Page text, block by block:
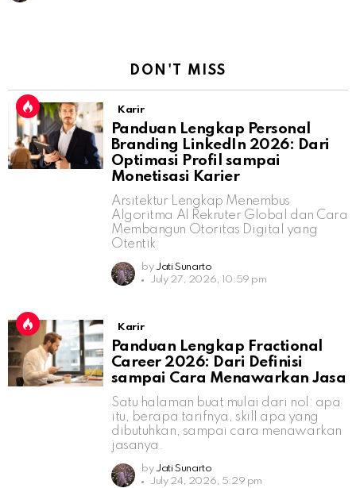
DON'T MISS
Karir
Panduan Lengkap Personal
Branding LinkedIn 2026: Dari
Optimasi Profil sampai
Monetisasi Karier
Arsitektur Lengkap Menembus
Algoritma AI Rekruter Global dan Cara
Membangun Otoritas Digital yang
Otentik
by Jati Sunarto
July 27, 2026, 10:59 pm
Karir
Panduan Lengkap Fractional
Career 2026: Dari Definisi
sampai Cara Menawarkan Jasa
Satu halaman buat mulai dari nol: apa
itu, berapa tarifnya, skill apa yang
dibutuhkan, sampai cara menawarkan
jasanya.
by Jati Sunarto
July 24, 2026, 5:29 pm